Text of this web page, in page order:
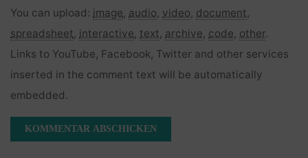
You can upload: image, audio, video, document,
spreadsheet, interactive, text, archive, code, other.
Links to YouTube, Facebook, Twitter and other services
inserted in the comment text will be automatically
embedded.